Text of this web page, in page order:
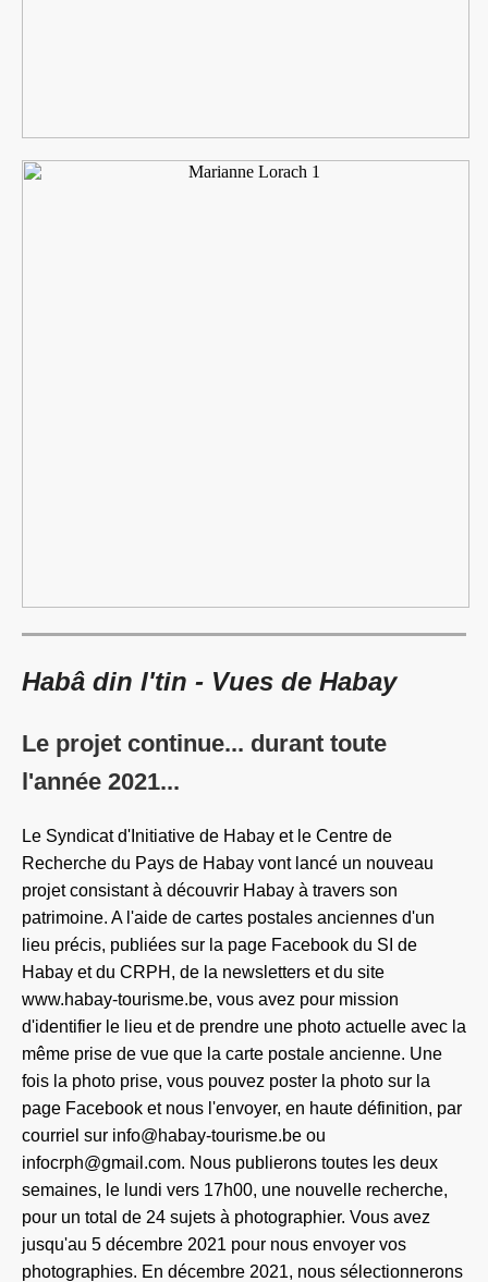
Habâ din l'tin - Vues de Habay
Le projet continue... durant toute
l'année 2021...
Le Syndicat d'Initiative de Habay et le Centre de
Recherche du Pays de Habay vont lancé un nouveau
projet consistant à découvrir Habay à travers son
patrimoine. A l'aide de cartes postales anciennes d'un
lieu précis, publiées sur la page Facebook du SI de
Habay et du CRPH, de la newsletters et du site
www.habay-tourisme.be, vous avez pour mission
d'identifier le lieu et de prendre une photo actuelle avec la
même prise de vue que la carte postale ancienne. Une
fois la photo prise, vous pouvez poster la photo sur la
page Facebook et nous l'envoyer, en haute définition, par
courriel sur info@habay-tourisme.be ou
infocrph@gmail.com. Nous publierons toutes les deux
semaines, le lundi vers 17h00, une nouvelle recherche,
pour un total de 24 sujets à photographier. Vous avez
jusqu'au 5 décembre 2021 pour nous envoyer vos
photographies. En décembre 2021, nous sélectionnerons